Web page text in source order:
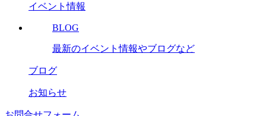
イベント情報
BLOG
最新のイベント情報やブログなど
ブログ
お知らせ